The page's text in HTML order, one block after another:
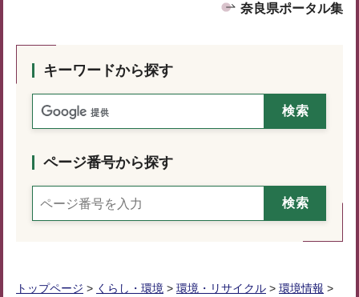
奈良県ポータル集
キーワードから探す
ページ番号から探す
トップページ > くらし・環境 > 環境・リサイクル > 環境情報 >